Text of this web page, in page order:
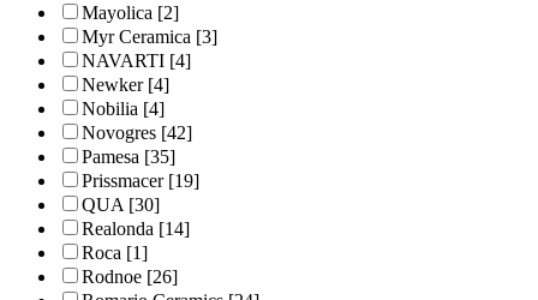
Mayolica [2]
Myr Ceramica [3]
NAVARTI [4]
Newker[4]
Nobilia [4]
Novogres [42]
Pamesa [35]
Prissmacer[19]
QUA[30]
Realonda [14]
Roca [1]
Rodnoe [26]